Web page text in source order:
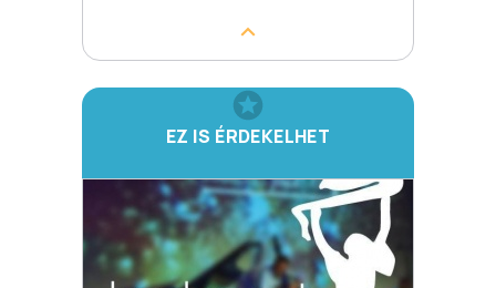
EZ IS ÉRDEKELHET